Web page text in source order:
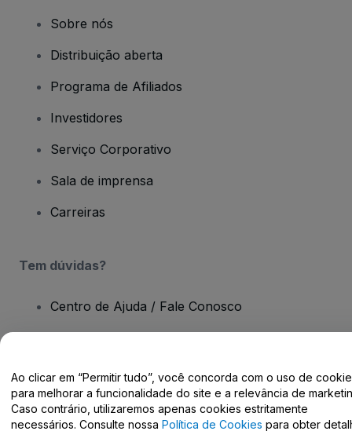
Sobre nós
Distribuição aberta
Programa de Afiliados
Investidores
Serviço Corporativo
Sala de imprensa
Carreiras
Tem dúvidas?
Centro de Ajuda / Fale Conosco
Direito Autoral © viagogo GmbH 2026 Informação da Empresa
O uso deste site constitui aceitação dosTermos e Condições
Política de Privacidade
Ao clicar em “Permitir tudo”, você concorda com o uso de
para melhorar a funcionalidade do site e a relevância de
Caso contrário, utilizaremos apenas cookies estritamente
necessários. Consulte nossa Política de Cookies para obter